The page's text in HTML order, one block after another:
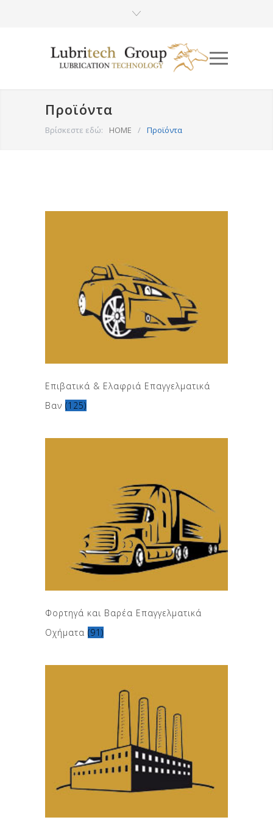
Προϊόντα
Βρίσκεστε εδώ: HOME / Προϊόντα
Επιβατικά & Ελαφριά Επαγγελματικά
Βαν (125)
Φορτηγά και Βαρέα Επαγγελματικά
Οχήματα (91)